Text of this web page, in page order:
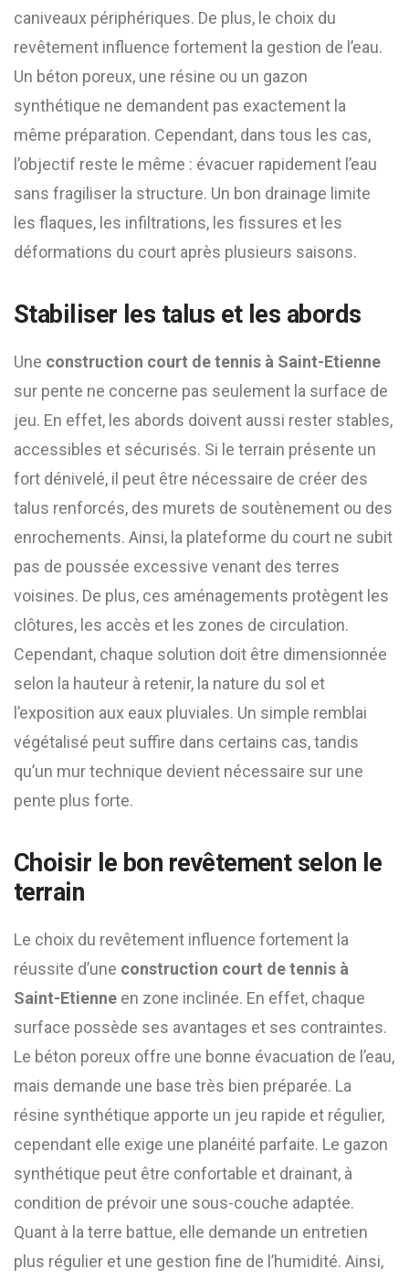
caniveaux périphériques. De plus, le choix du
revêtement influence fortement la gestion de l’eau.
Un béton poreux, une résine ou un gazon
synthétique ne demandent pas exactement la
même préparation. Cependant, dans tous les cas,
l’objectif reste le même : évacuer rapidement l’eau
sans fragiliser la structure. Un bon drainage limite
les flaques, les infiltrations, les fissures et les
déformations du court après plusieurs saisons.
Stabiliser les talus et les abords
Une construction court de tennis à Saint-Etienne
sur pente ne concerne pas seulement la surface de
jeu. En effet, les abords doivent aussi rester stables,
accessibles et sécurisés. Si le terrain présente un
fort dénivelé, il peut être nécessaire de créer des
talus renforcés, des murets de soutènement ou des
enrochements. Ainsi, la plateforme du court ne subit
pas de poussée excessive venant des terres
voisines. De plus, ces aménagements protègent les
clôtures, les accès et les zones de circulation.
Cependant, chaque solution doit être dimensionnée
selon la hauteur à retenir, la nature du sol et
l’exposition aux eaux pluviales. Un simple remblai
végétalisé peut suffire dans certains cas, tandis
qu’un mur technique devient nécessaire sur une
pente plus forte.
Choisir le bon revêtement selon le
terrain
Le choix du revêtement influence fortement la
réussite d’une construction court de tennis à
Saint-Etienne en zone inclinée. En effet, chaque
surface possède ses avantages et ses contraintes.
Le béton poreux offre une bonne évacuation de l’eau,
mais demande une base très bien préparée. La
résine synthétique apporte un jeu rapide et régulier,
cependant elle exige une planéité parfaite. Le gazon
synthétique peut être confortable et drainant, à
condition de prévoir une sous-couche adaptée.
Quant à la terre battue, elle demande un entretien
plus régulier et une gestion fine de l’humidité. Ainsi,